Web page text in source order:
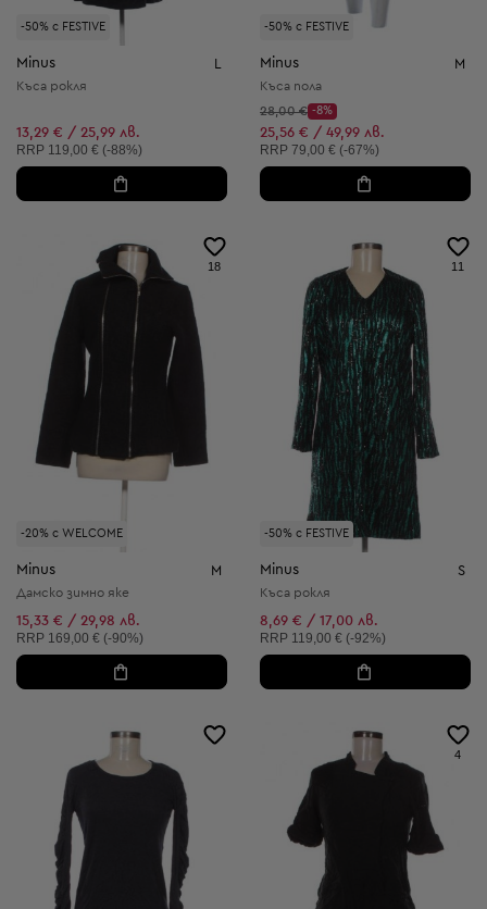
-50% с FESTIVE
Minus L
Къса рокля
13,29 € / 25,99 лв.
Препоръчителна цена:
RRP 119,00 € (-88%)
-50% с FESTIVE
Minus M
Къса пола
Начална цена:
28,00 €
Discount Price:
-8%
Намалена цена:
25,56 € / 49,99 лв.
Препоръчителна цена:
RRP 79,00 € (-67%)
-20% с WELCOME
18
Minus M
Дамско зимно яке
15,33 € / 29,98 лв.
Препоръчителна цена:
RRP 169,00 € (-90%)
-50% с FESTIVE
11
Minus S
Къса рокля
8,69 € / 17,00 лв.
Препоръчителна цена:
RRP 119,00 € (-92%)
4